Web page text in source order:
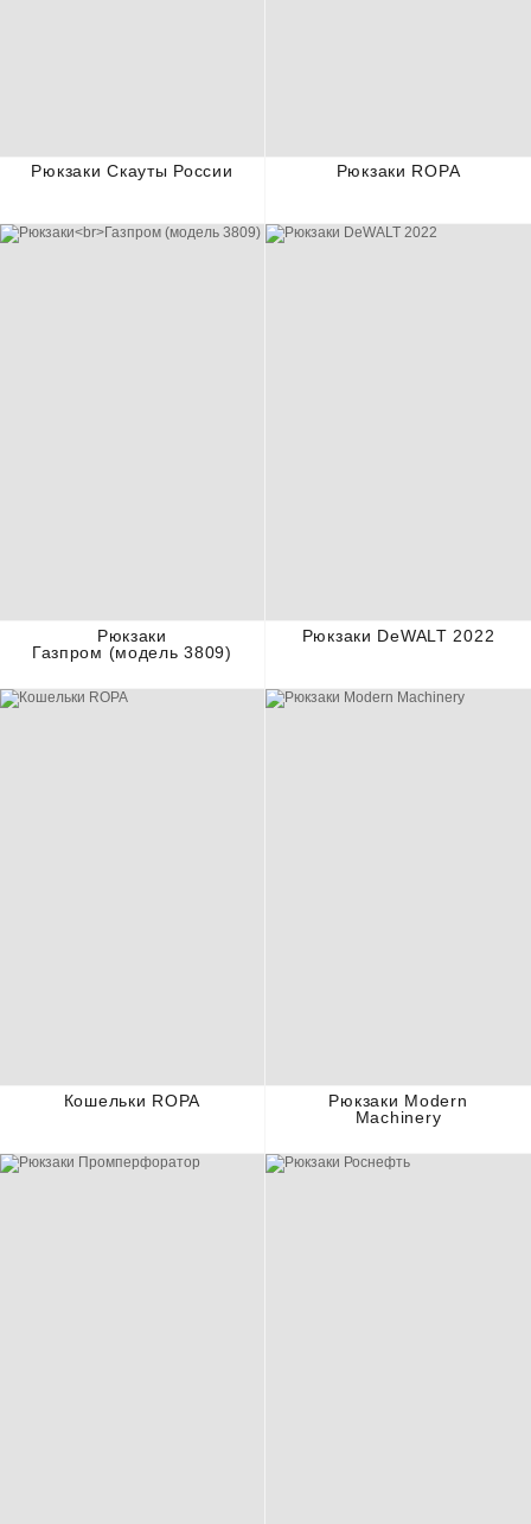
Рюкзаки Скауты России Рюкзаки ROPA
Рюкзаки
Газпром (модель 3809)
Рюкзаки DeWALT 2022
Кошельки ROPA
Рюкзаки Modern
Machinery